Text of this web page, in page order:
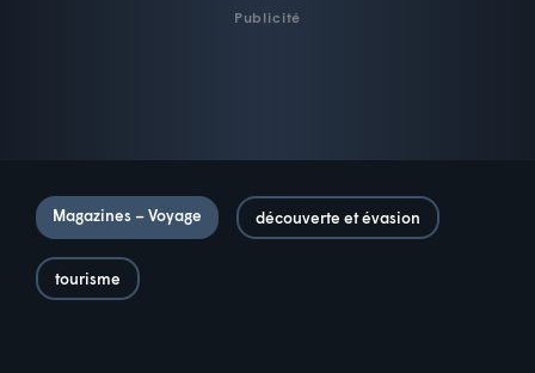
Publicité
Magazines – Voyage découverte et évasion
tourisme